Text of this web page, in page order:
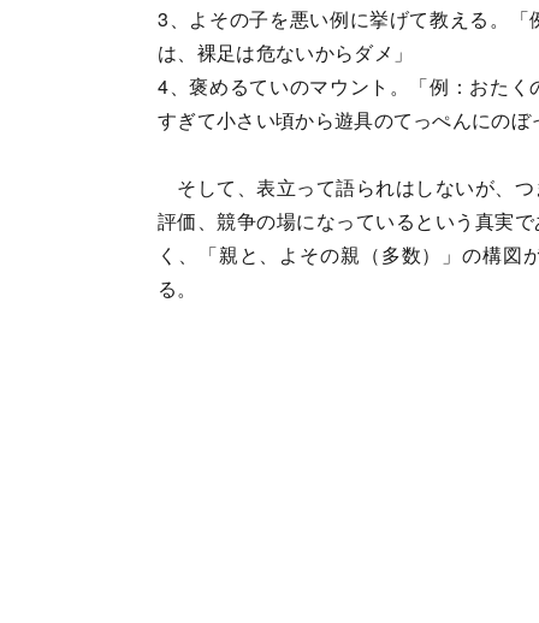
3、よその子を悪い例に挙げて教える。
は、裸足は危ないからダメ」
4、褒めるていのマウント。「例：おた
すぎて小さい頃から遊具のてっぺんにの
そして、表立って語られはしないが、
評価、競争の場になっているという真実
く、「親と、よその親（多数）」の構
る。